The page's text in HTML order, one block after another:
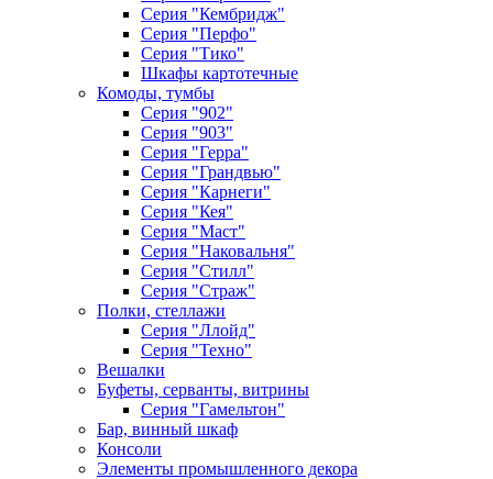
Серия "Кембридж"
Серия "Перфо"
Серия "Тико"
Шкафы картотечные
Комоды, тумбы
Серия "902"
Серия "903"
Серия "Герра"
Серия "Грандвью"
Серия "Карнеги"
Серия "Кея"
Серия "Маст"
Серия "Наковальня"
Серия "Стилл"
Серия "Страж"
Полки, стеллажи
Серия "Ллойд"
Серия "Техно"
Вешалки
Буфеты, серванты, витрины
Серия "Гамельтон"
Бар, винный шкаф
Консоли
Элементы промышленного декора